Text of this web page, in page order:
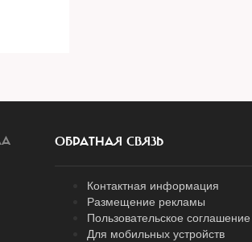
ОБРАТНАЯ СВЯЗЬ
Контактная информация
Размещение рекламы
Пользовательское соглашение
Для мобильных устройств